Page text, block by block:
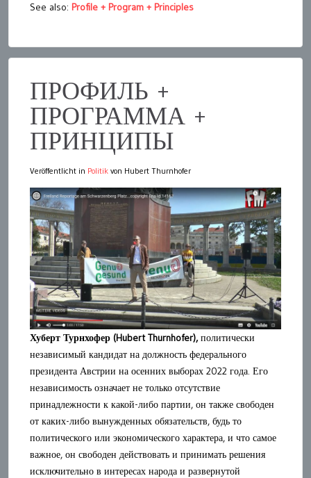
See also: Profile + Program + Principles
ПРОФИЛЬ +
ПРОГРАММА +
ПРИНЦИПЫ
Veröffentlicht in Politik von Hubert Thurnhofer
Хуберт Турнхофер (Hubert Thurnhofer),политически
независимый кандидат на должность федерального
президента Австрии на осенних выборах 2022 года. Его
независимость означает не только отсутствие
принадлежности к какой-либо партии, он также свободен
от каких-либо вынужденных обязательств, будь то
политического или экономического характера, и что самое
важное, он свободен действовать и принимать решения
исключительно в интересах народа и развернутой